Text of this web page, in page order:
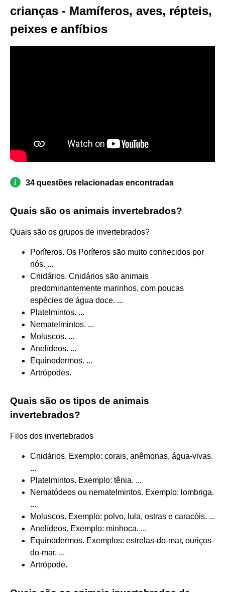
crianças - Mamíferos, aves, répteis,
peixes e anfíbios
34 questões relacionadas encontradas
Quais são os animais invertebrados?
Quais são os grupos de invertebrados?
Poríferos. Os Poríferos são muito conhecidos por
nós. ...
Cnidários. Cnidários são animais
predominantemente marinhos, com poucas
espécies de água doce. ...
Platelmintos. ...
Nematelmintos. ...
Moluscos. ...
Anelídeos. ...
Equinodermos. ...
Artrópodes.
Quais são os tipos de animais
invertebrados?
Filos dos invertebrados
Cnidários. Exemplo: corais, anêmonas, água-vivas.
...
Platelmintos. Exemplo: tênia. ...
Nematódeos ou nematelmintos. Exemplo: lombriga.
...
Moluscos. Exemplo: polvo, lula, ostras e caracóis. ...
Anelídeos. Exemplo: minhoca. ...
Equinodermos. Exemplos: estrelas-do-mar, ouriços-
do-mar. ...
Artrópode.